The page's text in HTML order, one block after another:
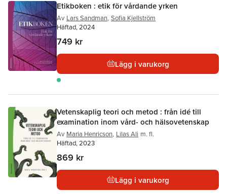
Etikboken : etik för vårdande yrken
Av Lars Sandman, Sofia Kjellström
Häftad, 2024
749 kr
Lägg i varukorg
Vetenskaplig teori och metod : från idé till
examination inom vård- och hälsovetenskap
Av Maria Henricson, Lilas Ali m. fl.
Häftad, 2023
869 kr
Lägg i varukorg